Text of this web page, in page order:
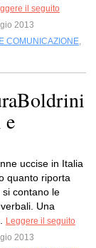
il seguito
2013
COMUNICAZIONE,
uccise in Italia
quanto riporta
si contano le
Una
Leggere il seguito
2013